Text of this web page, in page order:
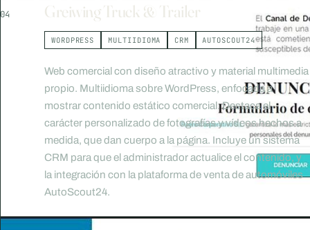
04 Greiwing Truck & Trailer
WORDPRESS MULTIIDIOMA CRM AUTOSCOUT24
Web comercial con diseño atractivo y material multimedia
propio. Multiidioma sobre WordPress, enfocada a
mostrar contenido estático comercial. Destaca el
carácter personalizado de fotografías y vídeos hechos a
medida, que dan cuerpo a la página. Incluye un sistema
CRM para que el administrador actualice el contenido, y
la integración con la plataforma de venta de automóviles
AutoScout24.